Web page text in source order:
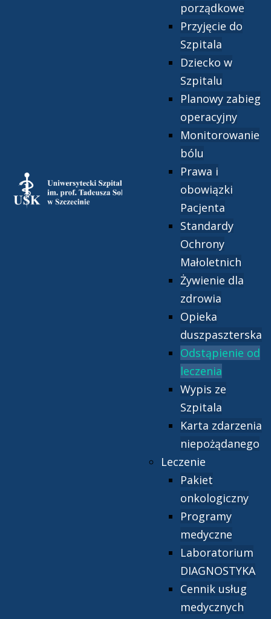
porządkowe
Przyjęcie do
Szpitala
Dziecko w
Szpitalu
Planowy zabieg
operacyjny
Monitorowanie
bólu
Prawa i
obowiązki
Pacjenta
Standardy
Ochrony
Małoletnich
Żywienie dla
zdrowia
Opieka
duszpaszterska
Odstąpienie od
leczenia
Wypis ze
Szpitala
Karta zdarzenia
niepożądanego
Leczenie
Pakiet
onkologiczny
Programy
medyczne
Laboratorium
DIAGNOSTYKA
Cennik usług
medycznych